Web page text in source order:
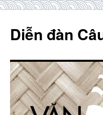
content
Diễn đàn